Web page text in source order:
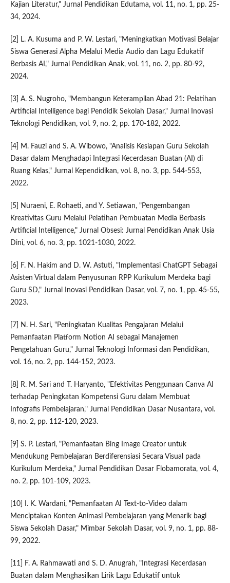
Kajian Literatur," Jurnal Pendidikan Edutama, vol. 11, no. 1, pp. 25-
34, 2024.
[2] L. A. Kusuma and P. W. Lestari, "Meningkatkan Motivasi Belajar
Siswa Generasi Alpha Melalui Media Audio dan Lagu Edukatif
Berbasis AI," Jurnal Pendidikan Anak, vol. 11, no. 2, pp. 80-92,
2024.
[3] A. S. Nugroho, "Membangun Keterampilan Abad 21: Pelatihan
Artificial Intelligence bagi Pendidik Sekolah Dasar," Jurnal Inovasi
Teknologi Pendidikan, vol. 9, no. 2, pp. 170-182, 2022.
[4] M. Fauzi and S. A. Wibowo, "Analisis Kesiapan Guru Sekolah
Dasar dalam Menghadapi Integrasi Kecerdasan Buatan (AI) di
Ruang Kelas," Jurnal Kependidikan, vol. 8, no. 3, pp. 544-553,
2022.
[5] Nuraeni, E. Rohaeti, and Y. Setiawan, "Pengembangan
Kreativitas Guru Melalui Pelatihan Pembuatan Media Berbasis
Artificial Intelligence," Jurnal Obsesi: Jurnal Pendidikan Anak Usia
Dini, vol. 6, no. 3, pp. 1021-1030, 2022.
[6] F. N. Hakim and D. W. Astuti, "Implementasi ChatGPT Sebagai
Asisten Virtual dalam Penyusunan RPP Kurikulum Merdeka bagi
Guru SD," Jurnal Inovasi Pendidikan Dasar, vol. 7, no. 1, pp. 45-55,
2023.
[7] N. H. Sari, "Peningkatan Kualitas Pengajaran Melalui
Pemanfaatan Platform Notion AI sebagai Manajemen
Pengetahuan Guru," Jurnal Teknologi Informasi dan Pendidikan,
vol. 16, no. 2, pp. 144-152, 2023.
[8] R. M. Sari and T. Haryanto, "Efektivitas Penggunaan Canva AI
terhadap Peningkatan Kompetensi Guru dalam Membuat
Infografis Pembelajaran," Jurnal Pendidikan Dasar Nusantara, vol.
8, no. 2, pp. 112-120, 2023.
[9] S. P. Lestari, "Pemanfaatan Bing Image Creator untuk
Mendukung Pembelajaran Berdiferensiasi Secara Visual pada
Kurikulum Merdeka," Jurnal Pendidikan Dasar Flobamorata, vol. 4,
no. 2, pp. 101-109, 2023.
[10] I. K. Wardani, "Pemanfaatan AI Text-to-Video dalam
Menciptakan Konten Animasi Pembelajaran yang Menarik bagi
Siswa Sekolah Dasar," Mimbar Sekolah Dasar, vol. 9, no. 1, pp. 88-
99, 2022.
[11] F. A. Rahmawati and S. D. Anugrah, "Integrasi Kecerdasan
Buatan dalam Menghasilkan Lirik Lagu Edukatif untuk